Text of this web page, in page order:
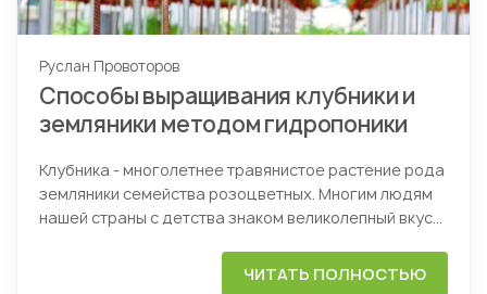
Руслан Провоторов
Способы выращивания клубники и
земляники методом гидропоники
Клубника - многолетнее травянистое растение рода
земляники семейства розоцветных. Многим людям
нашей страны с детства знаком великолепный вкус...
ЧИТАТЬ ПОЛНОСТЬЮ